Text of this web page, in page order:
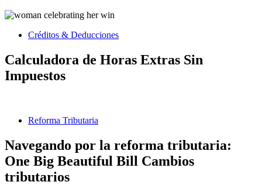
Créditos & Deducciones
Calculadora de Horas Extras Sin
Impuestos
Reforma Tributaria
Navegando por la reforma tributaria:
One Big Beautiful Bill Cambios
tributarios